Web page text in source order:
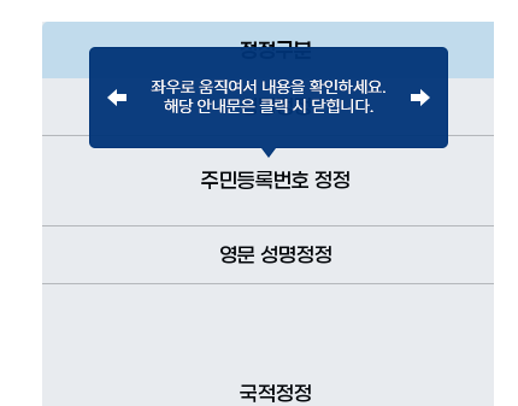
정정구분
성명정정
주민등록번호 정정
영문 성명정정
국적정정